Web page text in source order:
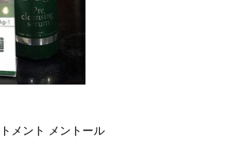
メント メントール